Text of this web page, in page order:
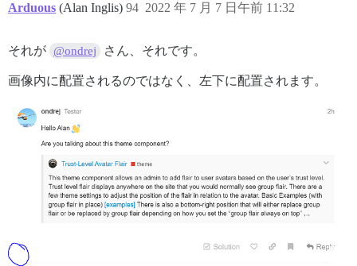
Arduous (Alan Inglis) 2022 年 7 月 7 日午前 11:32
94
それが @ondrej さん、それです。
画像内に配置されるのではなく、左下に配置されます。